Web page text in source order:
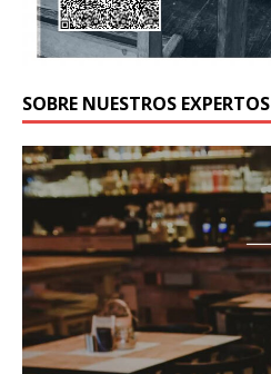
SOBRE NUESTROS EXPERTOS